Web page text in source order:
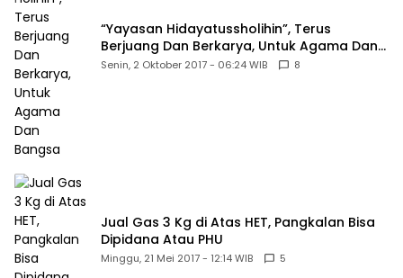
“Yayasan Hidayatussholihin”, Terus
Berjuang Dan Berkarya, Untuk Agama Dan
Bangsa
Senin, 2 Oktober 2017 - 06:24 WIB 8
Jual Gas 3 Kg di Atas HET, Pangkalan Bisa
Dipidana Atau PHU
Minggu, 21 Mei 2017 - 12:14 WIB 5